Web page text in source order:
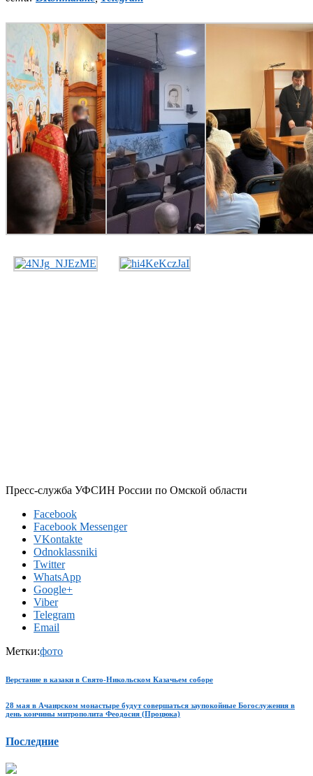
Пресс-служба УФСИН России по Омской области
Facebook
Facebook Messenger
VKontakte
Odnoklassniki
Twitter
WhatsApp
Google+
Viber
Telegram
Email
Метки:фото
Верстание в казаки в Свято-Никольском Казачьем соборе
28 мая в Ачаирском монастыре будут совершаться заупокойные Богослужения в
день кончины митрополита Феодосия (Процюка)
Последние